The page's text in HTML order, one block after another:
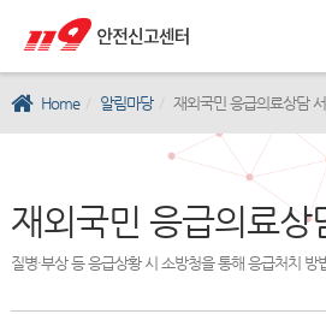
Home 알림마당 재외국민 응급의료상담
재외국민 응급의료상
질병·부상 등 응급상황 시 소방청을 통해 응급처치 방